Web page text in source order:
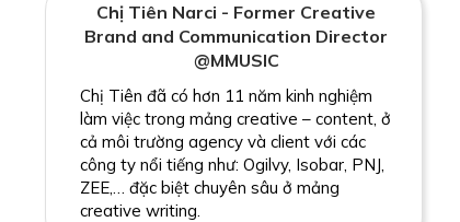
Chị Tiên đã có hơn 11 năm kinh nghiệm
làm việc trong mảng creative – content, ở
cả môi trường agency và client với các
công ty nổi tiếng như: Ogilvy, Isobar, PNJ,
ZEE,… đặc biệt chuyên sâu ở mảng
creative writing.
Chị Tiên Narci - Former Creative
Brand and Communication Director
@MMUSIC